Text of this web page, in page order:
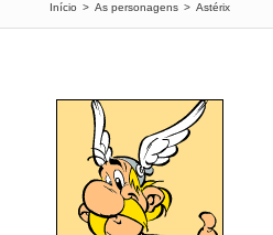
Início > As personagens > Astérix